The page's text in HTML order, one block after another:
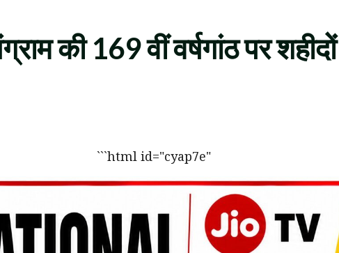
की 169 वीं वर्षगांठ पर शहीदों
```html id="cyap7e"